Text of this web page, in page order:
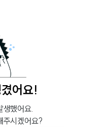
어요!
생했어요.
주시겠어요?